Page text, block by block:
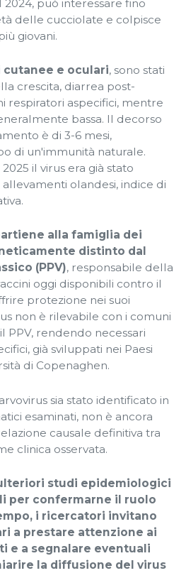
può interessare fino
delle cucciolate e colpisce
giovani.
cutanee e oculari, sono stati
crescita, diarrea post-
respiratori aspecifici, mentre
bassa. Il decorso
è di 3-6 mesi,
di un'immunità naturale.
il virus era già stato
olandesi, indice di
alla famiglia dei
distinto dal
(PPV), responsabile della
oggi disponibili contro il
protezione nei suoi
non è rilevabile con i comuni
PPV, rendendo necessari
già sviluppati nei Paesi
di Copenaghen.
sia stato identificato in
esaminati, non è ancora
causale definitiva tra
clinica osservata.
studi epidemiologici
per confermarne il ruolo
i ricercatori invitano
a prestare attenzione ai
e a segnalare eventuali
la diffusione del virus